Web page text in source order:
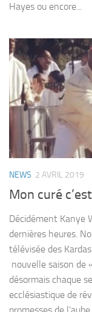
Hayes ou encore...
NEWS 2 AVRIL 2019
Mon curé
Décidément Kanye
dernières heures.
télévisée des
nouvelle saison de
désormais chaque
ecclésiastique de